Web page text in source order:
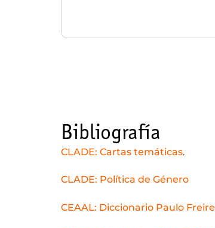
Bibliografía
CLADE: Cartas temáticas.
CLADE: Política de Género
CEAAL: Diccionario Paulo Freire